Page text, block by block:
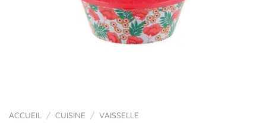
ACCUEIL / CUISINE / VAISSELLE